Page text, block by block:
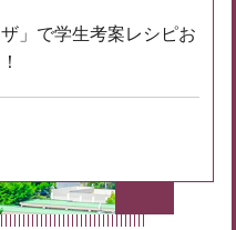
」で学生考案レシピお